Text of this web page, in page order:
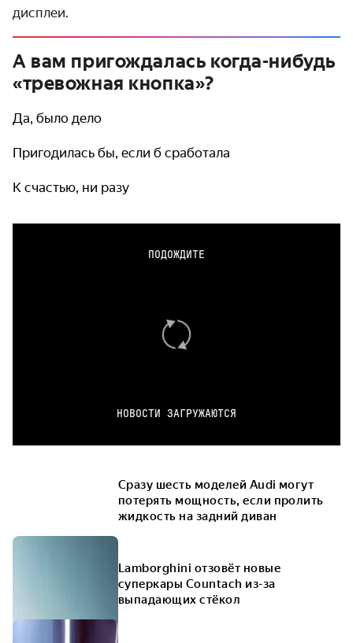
дисплеи.
А вам пригождалась когда-нибудь
«тревожная кнопка»?
Да, было дело
Пригодилась бы, если б сработала
К счастью, ни разу
ПОДОЖДИТЕ
НОВОСТИ ЗАГРУЖАЮТСЯ
Сразу шесть моделей Audi могут
потерять мощность, если пролить
жидкость на задний диван
Lamborghini отзовёт новые
суперкары Countach из-за
выпадающих стёкол